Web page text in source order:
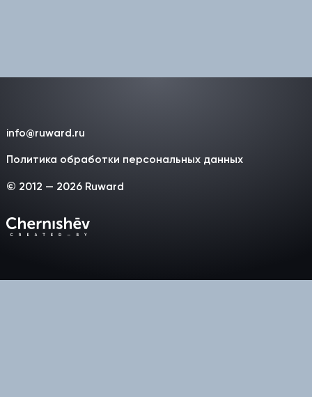
info@ruward.ru
Политика обработки персональных данных
© 2012 — 2026 Ruward